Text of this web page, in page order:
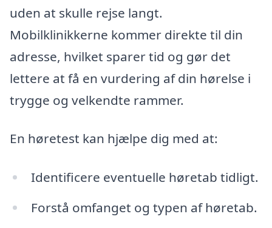
uden at skulle rejse langt.
Mobilklinikkerne kommer direkte til din
adresse, hvilket sparer tid og gør det
lettere at få en vurdering af din hørelse i
trygge og velkendte rammer.
En høretest kan hjælpe dig med at:
Identificere eventuelle høretab tidligt.
Forstå omfanget og typen af høretab.